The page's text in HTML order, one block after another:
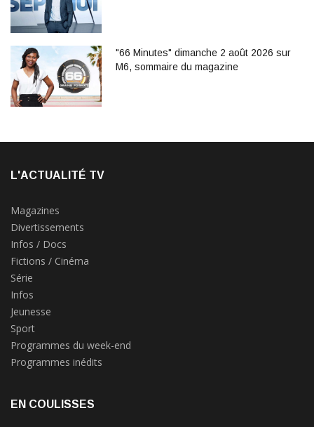
"66 Minutes" dimanche 2 août 2026 sur
M6, sommaire du magazine
L'ACTUALITÉ TV
Magazines
Divertissements
Infos / Docs
Fictions / Cinéma
Série
Infos
Jeunesse
Sport
Programmes du week-end
Programmes inédits
EN COULISSES